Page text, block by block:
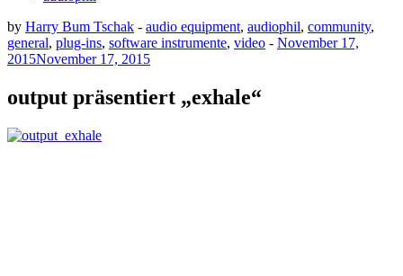
by Harry Bum Tschak - audio equipment, audiophil, community,
general, plug-ins, software instrumente, video - November 17,
2015November 17, 2015
output präsentiert „exhale“